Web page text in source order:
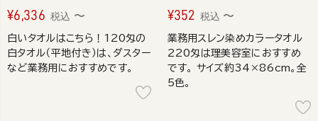
¥6,336 税込 〜
白いタオルはこちら！120匁の
白タオル（平地付き）は、ダスター
など業務用におすすめです。
¥352 税込 〜
業務用スレン染めカラータオル
220匁は理美容室におすすめ
です。 サイズ約34×86cm。全
5色。